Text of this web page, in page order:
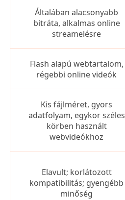
Általában alacsonyabb
bitráta, alkalmas online
streamelésre
Flash alapú webtartalom,
régebbi online videók
Kis fájlméret, gyors
adatfolyam, egykor széles
körben használt
webvideókhoz
Elavult; korlátozott
kompatibilitás; gyengébb
minőség